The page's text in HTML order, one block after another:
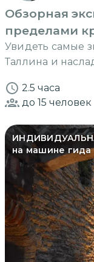
Обзорная
пределами
Увидеть самые
Таллина и
2.5 часа
до 15 человек
на машине гида